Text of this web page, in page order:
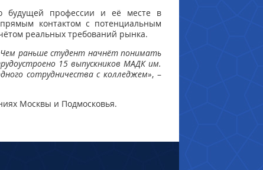
о будущей профессии и её месте в
контактом с потенциальным
реальных требований рынка.
раньше студент начнёт понимать
15 выпускников МАДК им.
сотрудничества с колледжем», –
Москвы и Подмосковья.